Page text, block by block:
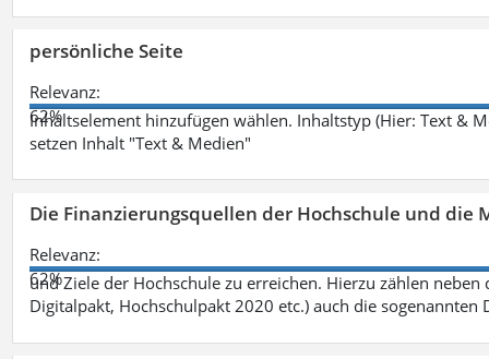
persönliche Seite
Relevanz:
62%
Inhaltselement hinzufügen wählen. Inhaltstyp (Hier: Text &
setzen Inhalt "Text & Medien"
Die Finanzierungsquellen der Hochschule und die
Relevanz:
62%
und Ziele der Hochschule zu erreichen. Hierzu zählen
Digitalpakt, Hochschulpakt 2020 etc.) auch die